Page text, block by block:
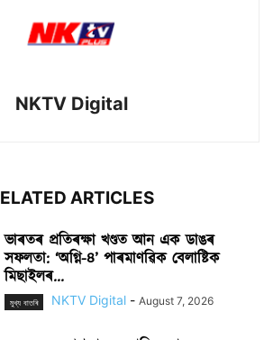
NKTV Digital
ARTICLES
ভাৰতৰ প্ৰতিৰক্ষা খণ্ডত আন এক ডাঙৰ
সফলতা: ‘অগ্নি-৪’ পাৰমাণৱিক বেলাষ্টিক
মিছাইলৰ...
মুখ্য বাতৰি NKTV Digital - August 7, 2026